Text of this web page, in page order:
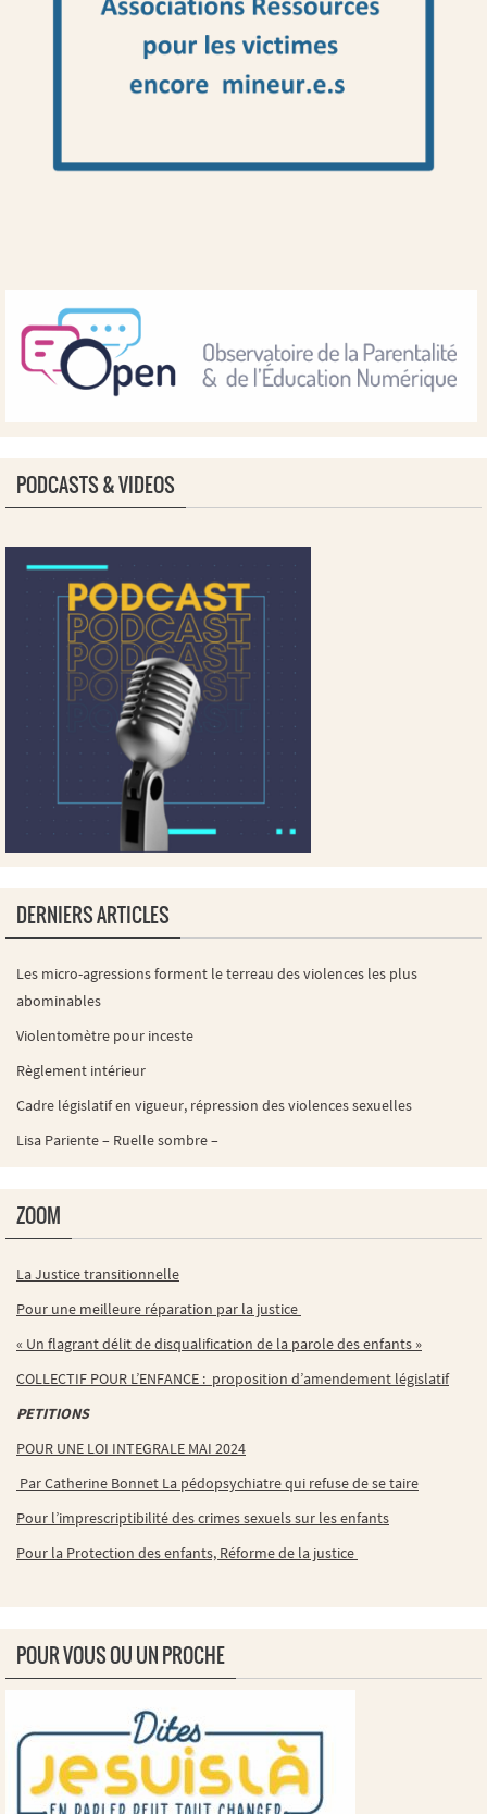
PODCASTS & VIDEOS
DERNIERS ARTICLES
Les micro-agressions forment le terreau des violences les plus
abominables
Violentomètre pour inceste
Règlement intérieur
Cadre législatif en vigueur, répression des violences sexuelles
Lisa Pariente – Ruelle sombre –
ZOOM
La Justice transitionnelle
Pour une meilleure réparation par la justice
« Un flagrant délit de disqualification de la parole des enfants »
COLLECTIF POUR L’ENFANCE : proposition d’amendement législatif
PETITIONS
POUR UNE LOI INTEGRALE MAI 2024
Par Catherine Bonnet La pédopsychiatre qui refuse de se taire
Pour l’imprescriptibilité des crimes sexuels sur les enfants
Pour la Protection des enfants, Réforme de la justice
POUR VOUS OU UN PROCHE